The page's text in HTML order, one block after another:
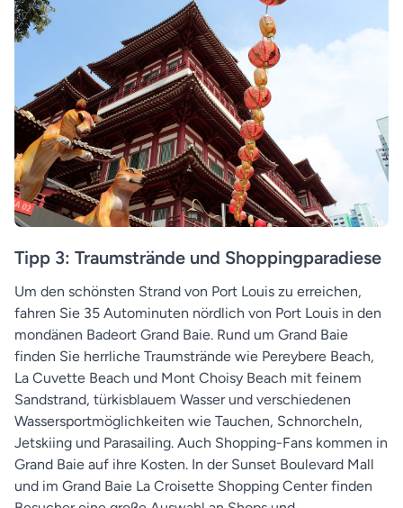
Tipp 3: Traumstrände und Shoppingparadiese
Um den schönsten Strand von Port Louis zu erreichen,
fahren Sie 35 Autominuten nördlich von Port Louis in den
mondänen Badeort Grand Baie. Rund um Grand Baie
finden Sie herrliche Traumstrände wie Pereybere Beach,
La Cuvette Beach und Mont Choisy Beach mit feinem
Sandstrand, türkisblauem Wasser und verschiedenen
Wassersportmöglichkeiten wie Tauchen, Schnorcheln,
Jetskiing und Parasailing. Auch Shopping-Fans kommen in
Grand Baie auf ihre Kosten. In der Sunset Boulevard Mall
und im Grand Baie La Croisette Shopping Center finden